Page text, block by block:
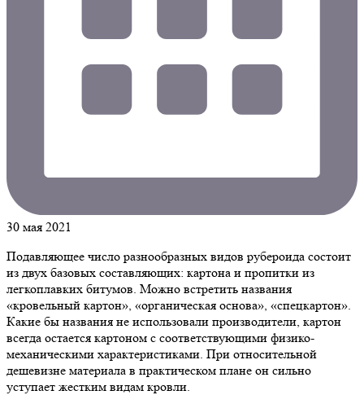
30 мая 2021
Подавляющее число разнообразных видов рубероида состоит
из двух базовых составляющих: картона и пропитки из
легкоплавких битумов. Можно встретить названия
«кровельный картон», «органическая основа», «спецкартон».
Какие бы названия не использовали производители, картон
всегда остается картоном с соответствующими физико-
механическими характеристиками. При относительной
дешевизне материала в практическом плане он сильно
уступает жестким видам кровли.